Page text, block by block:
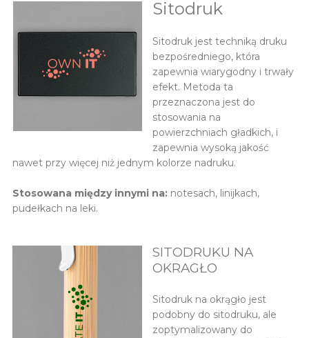
Sitodruk
Sitodruk jest techniką druku
bezpośredniego, która
zapewnia wiarygodny i trwały
efekt. Metoda ta
przeznaczona jest do
stosowania na
powierzchniach gładkich, i
zapewnia wysoką jakość
nawet przy więcej niż jednym kolorze nadruku.
Stosowana między innymi na: notesach, linijkach,
pudełkach na leki.
SITODRUKU NA
OKRAGŁO
Sitodruk na okrągło jest
podobny do sitodruku, ale
zoptymalizowany do